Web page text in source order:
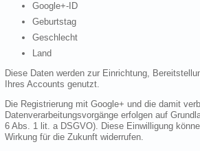
Google+-ID
Geburtstag
Geschlecht
Land
Diese Daten werden zur Einrichtung,
Ihres Accounts genutzt.
Die Registrierung mit Google+ und die damit
Datenverarbeitungsvorgänge erfolgen auf
6 Abs. 1 lit. a DSGVO). Diese Einwilligung
Wirkung für die Zukunft widerrufen.